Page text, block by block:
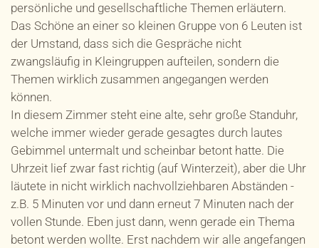
persönliche und gesellschaftliche Themen erläutern.
Das Schöne an einer so kleinen Gruppe von 6 Leuten ist
der Umstand, dass sich die Gespräche nicht
zwangsläufig in Kleingruppen aufteilen, sondern die
Themen wirklich zusammen angegangen werden
können.
In diesem Zimmer steht eine alte, sehr große Standuhr,
welche immer wieder gerade gesagtes durch lautes
Gebimmel untermalt und scheinbar betont hatte. Die
Uhrzeit lief zwar fast richtig (auf Winterzeit), aber die Uhr
läutete in nicht wirklich nachvollziehbaren Abständen -
z.B. 5 Minuten vor und dann erneut 7 Minuten nach der
vollen Stunde. Eben just dann, wenn gerade ein Thema
betont werden wollte. Erst nachdem wir alle angefangen